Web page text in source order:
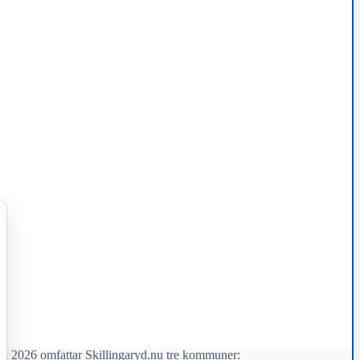
2026 omfattar Skillingaryd.nu tre kommuner: